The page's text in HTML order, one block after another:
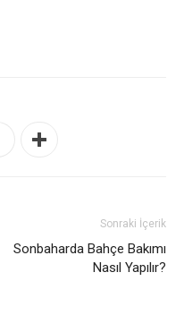
Sonraki İçerik
Sonbaharda Bahçe Bakımı
Nasıl Yapılır?